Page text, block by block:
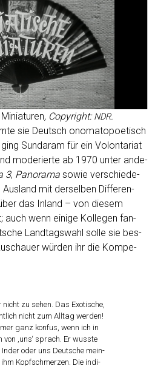
, Copy­right:NDR.
sie Deutsch ono­ma­to­poe­tisch
Sun­daram für ein Volon­ta­ri­at
mode­rier­te ab 1970 unter ande­
3, Pan­ora­ma sowie ver­schie­de­
Aus­land mit der­sel­ben Dif­fe­ren­
das Inland – von die­sem
auch wenn eini­ge Kol­le­gen fan­
Land­tags­wahl sol­le sie bes­
wür­den ihr die Kom­pe­
zu sehen. Das Exo­ti­sche,
nicht zum All­tag wer­den!
ganz kon­fus, wenn ich in
von ‚uns‘ sprach. Er wuss­te
oder uns Deut­sche mein­
Kopf­schmer­zen. Die indi­